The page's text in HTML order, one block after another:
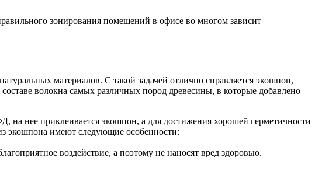
зонирования помещений в офисе во многом зависит
материалов. С такой задачей отлично справляется экошпон,
волокна самых различных пород древесины, в которые добавлено
нее приклеивается экошпон, а для достижения хорошей герметичности
экошпона имеют следующие особенности:
воздействие, а поэтому не наносят вред здоровью.